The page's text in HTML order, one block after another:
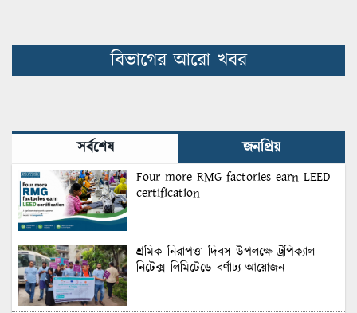
বিভাগের আরো খবর
সর্বশেষ জনপ্রিয়
Four more RMG factories earn LEED
certification
শ্রমিক নিরাপত্তা দিবস উপলক্ষে ট্রপিক্যাল
নিটেক্স লিমিটেডে বর্ণাঢ্য আয়োজন